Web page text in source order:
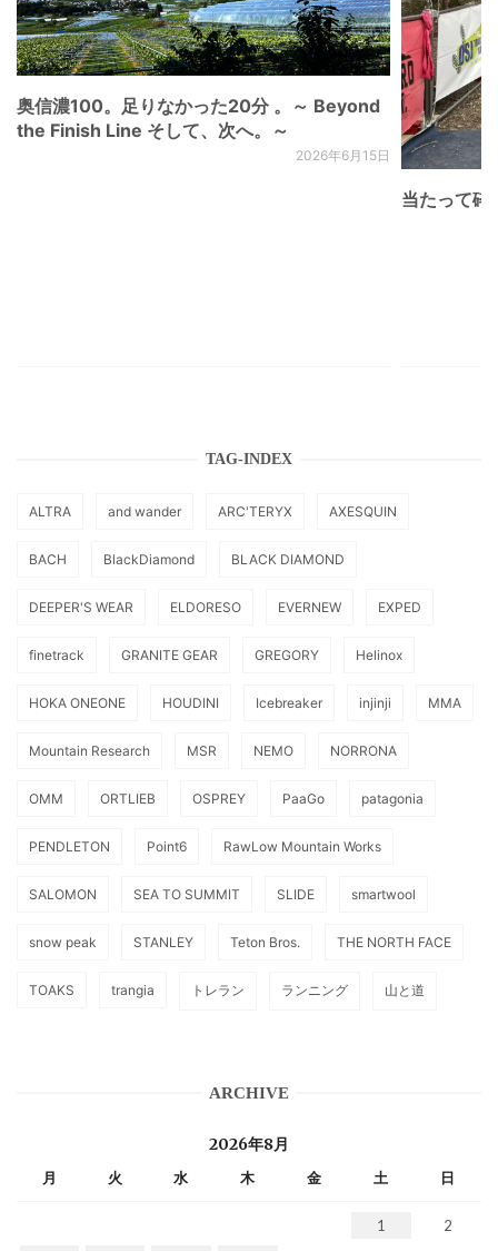
奥信濃100。足りなかった20分 。～ Beyond
the Finish Line そして、次へ。～
2026年6月15日
当たって砕
TAG-INDEX
ALTRA and wander ARC'TERYX AXESQUIN
BACH BlackDiamond BLACK DIAMOND
DEEPER'S WEAR ELDORESO EVERNEW EXPED
finetrack GRANITE GEAR GREGORY Helinox
HOKA ONEONE HOUDINI Icebreaker injinji MMA
Mountain Research MSR NEMO NORRONA
OMM ORTLIEB OSPREY PaaGo patagonia
PENDLETON Point6 RawLow Mountain Works
SALOMON SEA TO SUMMIT SLIDE smartwool
snow peak STANLEY Teton Bros. THE NORTH FACE
TOAKS trangia トレラン ランニング 山と道
ARCHIVE
2026年8月
月 火 水 木 金 土 日
1
2